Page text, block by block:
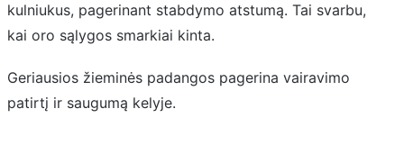
kulniukus, pagerinant stabdymo atstumą. Tai svarbu,
kai oro sąlygos smarkiai kinta.
Geriausios žieminės padangos pagerina vairavimo
patirtį ir saugumą kelyje.